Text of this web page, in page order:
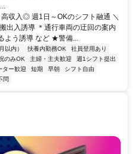
収入◎ 週1日～OKのシフト融通 ＼
出入誘導 ＊通行車両の迂回の案内
よう誘導 など ★警備...
以内） 扶養内勤務OK
社員登用あり
のみOK 主婦・主夫歓迎
週1シフト提出
ター歓迎 短期 早朝
シフト自由
問